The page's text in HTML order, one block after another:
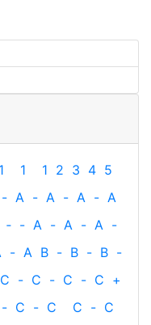
1 1 1 2 3 4 5
- A - A - A - A
‐ - A - A - A -
- A B - B - B -
C - C - C - C +
- C - C C - C